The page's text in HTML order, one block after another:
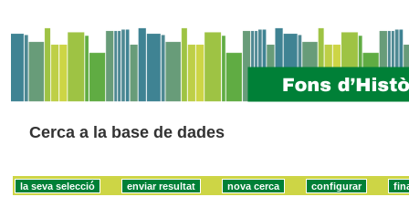
Cerca a la base de dades